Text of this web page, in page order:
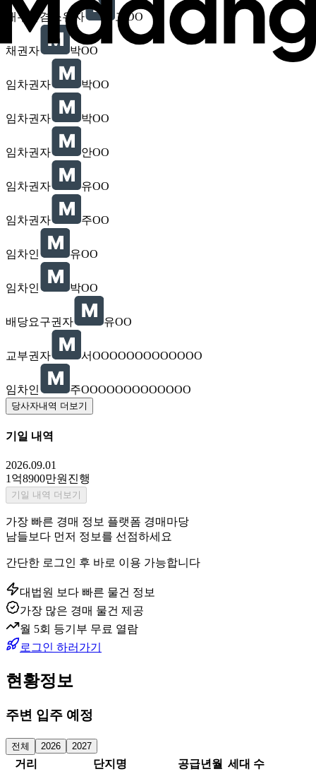
채무자겸소유자 고OO
채권자 박OO
임차권자 박OO
임차권자 박OO
임차권자 안OO
임차권자 유OO
임차권자 주OO
임차인 유OO
임차인 박OO
배당요구권자 유OO
교부권자 서OOOOOOOOOOOOO
임차인 주OOOOOOOOOOOOO
당사자내역 더보기
기일 내역
2026.09.01
1억8900만원 진행
기일 내역 더보기
가장 빠른 경매 정보 플랫폼 경매마당
남들보다 먼저 정보를 선점하세요
간단한 로그인 후 바로 이용 가능합니다
대법원 보다 빠른 물건 정보
가장 많은 경매 물건 제공
월 5회 등기부 무료 열람
로그인 하러가기
현황정보
주변 입주 예정
전체 2026 2027
거리 단지명 공급년월 세대 수